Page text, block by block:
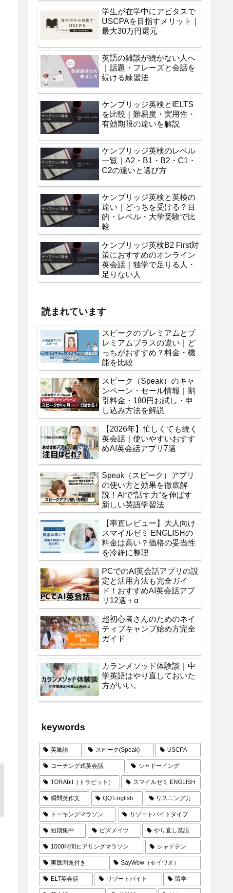
学生が在学中にアビタスで
USCPAを目指すメリット｜
最大30万円還元
英語の雑談が続かない人へ
｜話題・フレーズと会話を
続ける練習法
ケンブリッジ英検とIELTS
を比較｜難易度・実用性・
有効期限の違いを解説
ケンブリッジ英検のレベル
一覧｜A2・B1・B2・C1・
C2の違いと選び方
ケンブリッジ英検と英検の
違い｜どっちを受ける？目
的・レベル・大学受験で比
較
ケンブリッジ英検B2 First対
策におすすめのオンライン
英会話｜独学で足りる人・
足りない人
読まれています
スピークのプレミアムとプ
レミアムプラスの違い｜ど
っちがおすすめ？料金・機
能を比較
スピーク（Speak）のキャ
ンペーン・セール情報｜割
引料金・180円お試し・申
し込み方法を解説
【2026年】忙しくても続く
英会話｜使いやすいおすす
めAI英会話アプリ7選
Speak（スピーク）アプリ
の使い方と効果を徹底解
説！AIで“話す力”を伸ばす
新しい英語学習法
【率直レビュー】大人向け
スマイルゼミ ENGLISHの
料金は高い？価格の妥当性
を冷静に整理
PCでのAI英会話アプリの設
定と活用方法も完全ガイ
ド！おすすめAI英会話アプ
リ12選＋α
超初心者さんのためのネイ
ティブキャンプ始め方完全
ガイド
カランメソッド体験談｜中
学英語はやり直しておいた
方がいい。
keywords
英単語 スピーク(Speak) USCPA
コーチング式英会話 シャドーイング
TORAbit（トラビット） スマイルゼミ ENGLISH
瞬間英作文 QQ English リスニング力
トーキングマラソン リゾートバイトダイブ
短期集中 ビズメイツ やり直し英語
1000時間ヒアリングマラソン シャドテン
実践問題付き SayWow（セイワオ）
ELT英会話 リゾートバイト 留学